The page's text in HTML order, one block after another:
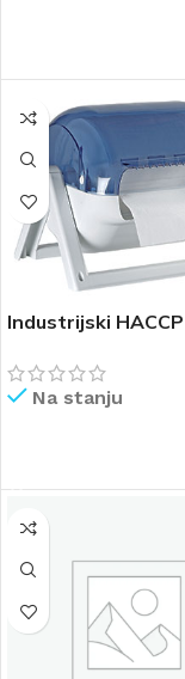
Industrijski HACCP
Na stanju